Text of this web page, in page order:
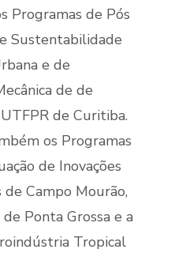
Programas de Pós
Sustentabilidade
e de
de de
de Curitiba.
os Programas
de Inovações
de Campo Mourão,
Ponta Grossa e a
Tropical